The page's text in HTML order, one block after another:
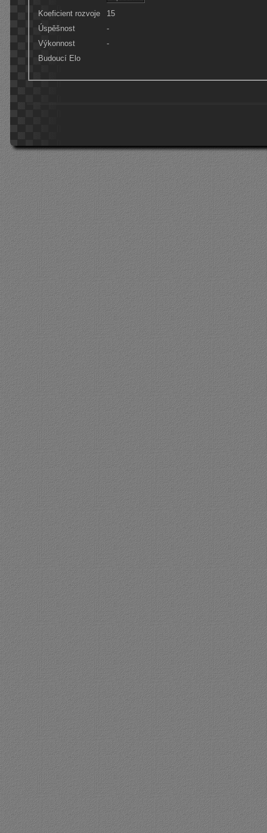
Koeficient rozvoje
15
Úspěšnost
-
Výkonnost
-
Budoucí Elo